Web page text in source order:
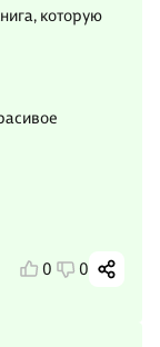
которую
0 0